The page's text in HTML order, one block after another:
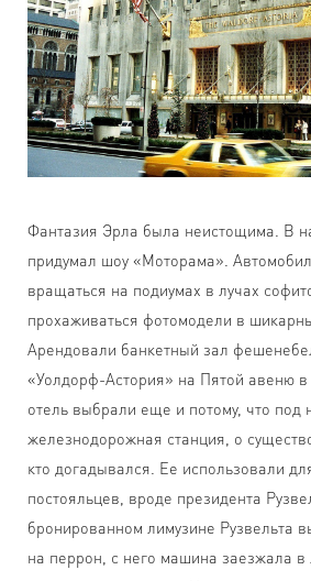
Фантазия Эрла была неистощима. В
придумал шоу «Моторама».
вращаться на подиумах в лучах
прохаживаться фотомодели в
Арендовали банкетный зал
«Уолдорф-Астория» на Пятой авеню
отель выбрали еще и потому, что под
железнодорожная станция, о
кто догадывался. Ее использовали
постояльцев, вроде президента
бронированном лимузине Рузвельта
на перрон, с него машина заезжала